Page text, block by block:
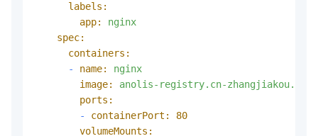
labels:
app:
nginx
spec:
containers:
-
name:
nginx
image:
anolis-registry.cn-
ports:
-
containerPort:
80
volumeMounts: